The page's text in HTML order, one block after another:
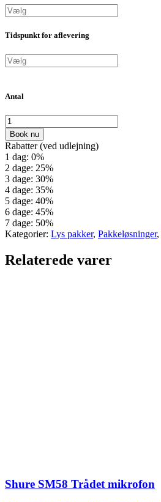
Tidspunkt for aflevering
Antal
Book nu
Rabatter (ved udlejning)
1 dag: 0%
2 dage: 25%
3 dage: 30%
4 dage: 35%
5 dage: 40%
6 dage: 45%
7 dage: 50%
Kategorier: Lys pakker, Pakkeløsninger,
Relaterede varer
Shure SM58 Trådet mikrofon